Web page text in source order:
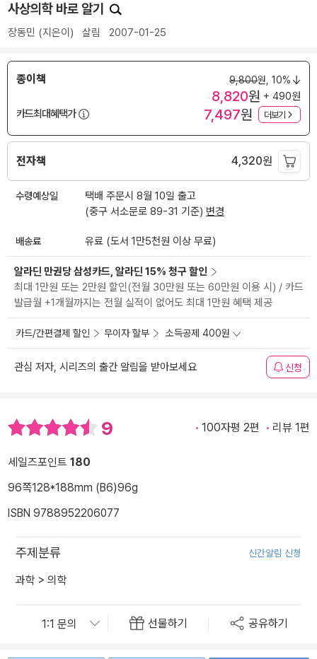
사상의학 바로 알기
장동민 (지은이) 살림 2007-01-25
종이책 9,800원, 10%
8,820원 + 490원
카드최대혜택가
7,497원 더보기
전자책 4,320원
수령예상일
택배 주문시 8월 10일 출고
(중구 서소문로 89-31 기준) 변경
배송료 유료 (도서 1만5천원 이상 무료)
알라딘 만권당 삼성카드, 알라딘 15% 청구 할인
최대 1만원 또는 2만원 할인(전월 30만원 또는 60만원 이용 시) / 카드
발급월 +1개월까지는 전월 실적이 없어도 최대 1만원 혜택 제공
카드/간편결제 할인 무이자 할부 소득공제 400원
관심 저자, 시리즈의 출간 알림을 받아보세요 신청
9 100자평 2편 리뷰 1편
세일즈포인트 180
96쪽128*188mm (B6)96g
ISBN 9788952206077
주제분류 신간알림 신청
과학 > 의학
선물하기 공유하기